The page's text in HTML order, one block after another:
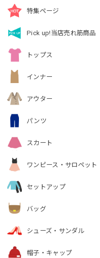
特集ページ
Pick up!当店売れ筋商品
トップス
インナー
アウター
パンツ
スカート
ワンピース・サロペット
セットアップ
バッグ
シューズ・サンダル
帽子・キャップ